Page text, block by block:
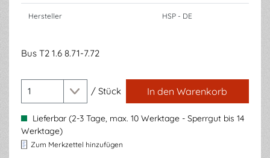
Hersteller HSP - DE
Bus T2 1.6 8.71-7.72
/ Stück In den Warenkorb
Lieferbar (2-3 Tage, max. 10 Werktage - Sperrgut bis 14
Werktage)
Zum Merkzettel hinzufügen